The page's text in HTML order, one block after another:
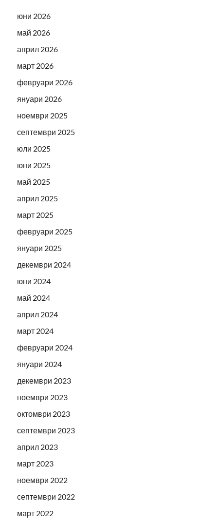
юни 2026
май 2026
април 2026
март 2026
февруари 2026
януари 2026
ноември 2025
септември 2025
юли 2025
юни 2025
май 2025
април 2025
март 2025
февруари 2025
януари 2025
декември 2024
юни 2024
май 2024
април 2024
март 2024
февруари 2024
януари 2024
декември 2023
ноември 2023
октомври 2023
септември 2023
април 2023
март 2023
ноември 2022
септември 2022
март 2022